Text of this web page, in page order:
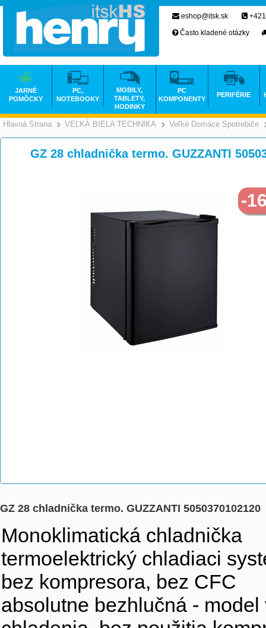
Hlavná Strana >
VEĽKÁ BIELA TECHNIKA >
Veľké Domáce Spotrebiče
GZ 28 chladnička termo. GUZZANTI
-
GZ 28 chladnička termo. GUZZANTI 5050370102120
Monoklimatická chladnička
termoelektrický chladiaci
bez kompresora, bez CFC
absolutne bezhlučná -
eshop@itsk.sk
Často kladené otázky
JARNÉ
POMÔCKY
PC,
NOTEBOOKY
MOBILY,
TABLETY,
HODINKY
PC
KOMPONENTY
PERIFÉRIE